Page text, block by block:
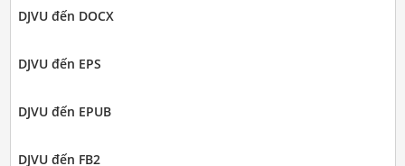
DJVU đến DOCX
DJVU đến EPS
DJVU đến EPUB
DJVU đến FB2